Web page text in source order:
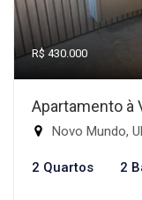
R$ 430.000
Apartamento à
Novo Mundo,
2 Quartos 2